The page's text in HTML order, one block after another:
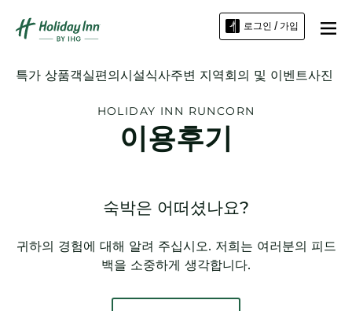
로그인 / 가입
특가 상품객실편의시설식사주변 지역회의 및 이벤트사진
HOLIDAY INN RUNCORN
이용후기
숙박은 어떠셨나요?
귀하의 경험에 대해 알려 주십시오. 저희는 여러분의 피드
백을 소중하게 생각합니다.